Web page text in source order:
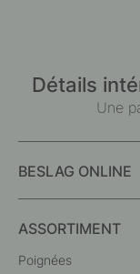
Détails
Une
BESLAG ONLINE
ASSORTIMENT
Poignées